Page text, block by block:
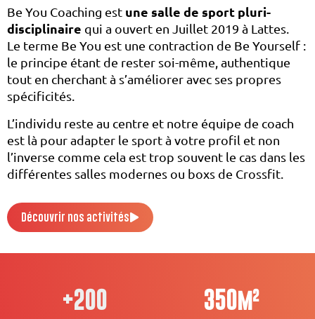
Be You Coaching est une salle de sport pluri-
disciplinaire qui a ouvert en Juillet 2019 à Lattes.
Le terme Be You est une contraction de Be Yourself :
le principe étant de rester soi-même, authentique
tout en cherchant à s’améliorer avec ses propres
spécificités.
L’individu reste au centre et notre équipe de coach
est là pour adapter le sport à votre profil et non
l’inverse comme cela est trop souvent le cas dans les
différentes salles modernes ou boxs de Crossfit.
Découvrir nos activités
+200 350m²